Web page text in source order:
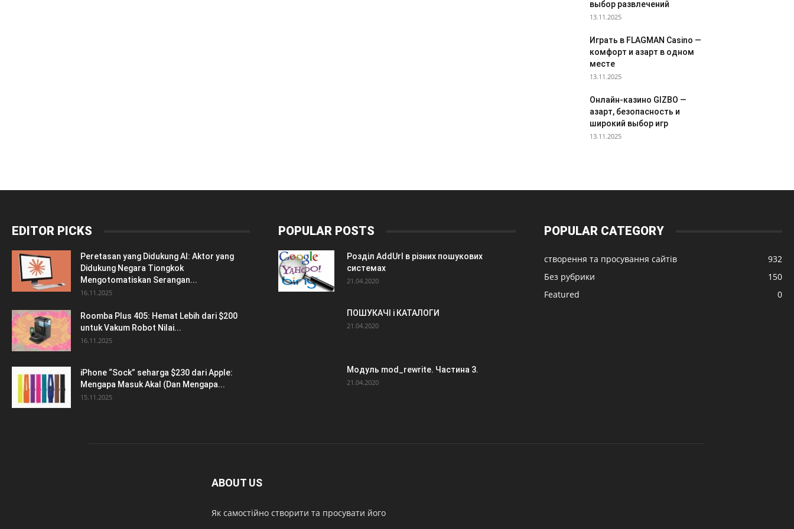
выбор развлечений
13.11.2025
Играть в FLAGMAN Casino —
комфорт и азарт в одном
месте
13.11.2025
Онлайн-казино GIZBO —
азарт, безопасность и
широкий выбор игр
13.11.2025
EDITOR PICKS
Peretasan yang Didukung AI: Aktor yang
Didukung Negara Tiongkok
Mengotomatiskan Serangan...
16.11.2025
Roomba Plus 405: Hemat Lebih dari $200
untuk Vakum Robot Nilai...
16.11.2025
iPhone “Sock” seharga $230 dari Apple:
Mengapa Masuk Akal (Dan Mengapa...
15.11.2025
POPULAR POSTS
Розділ AddUrl в різних пошукових
системах
21.04.2020
ПОШУКАЧІ і КАТАЛОГИ
21.04.2020
Модуль mod_rewrite. Частина 3.
21.04.2020
POPULAR CATEGORY
створення та просування сайтів
932
Без рубрики
150
Featured
0
ABOUT US
Як самостійно створити та просувати його